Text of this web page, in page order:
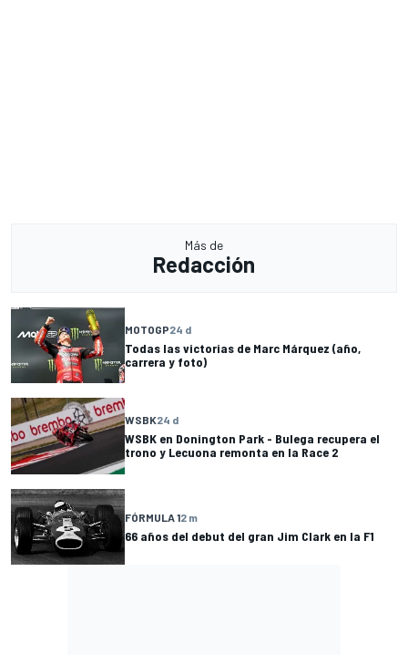
Más de
Redacción
MOTOGP24 d
Todas las victorias de Marc Márquez (año,
carrera y foto)
WSBK24 d
WSBK en Donington Park - Bulega recupera el
trono y Lecuona remonta en la Race 2
FÓRMULA 12 m
66 años del debut del gran Jim Clark en la F1